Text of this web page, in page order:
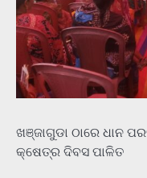
ଖଞ୍ଜାଗୁଡା ଠାରେ ଧାନ
କ୍ଷେତ୍ର ଦିବସ ପାଳିତ